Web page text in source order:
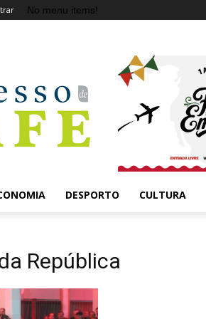
No menu items!
DESPORTO CULTURA
República